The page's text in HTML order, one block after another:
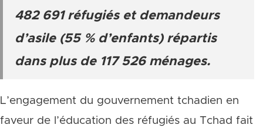
482 691 réfugiés et demandeurs
d’asile (55 % d’enfants) répartis
dans plus de 117 526 ménages.
L’engagement du gouvernement tchadien en
faveur de l’éducation des réfugiés au Tchad fait